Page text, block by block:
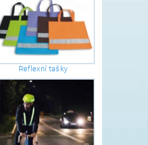
Reflexní tašky